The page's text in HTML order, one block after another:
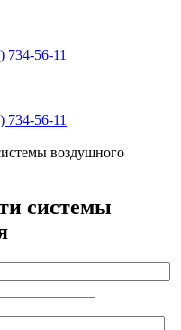
734-56-11
734-56-11
воздушного
системы